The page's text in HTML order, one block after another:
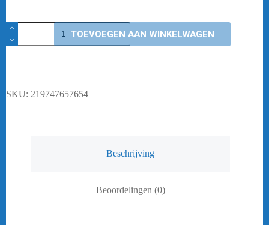
Yonex
Power
Cushion
Heren
TOEVOEGEN AAN WINKELWAGEN
SKU: 219747657654
Beschrijving
Beoordelingen (0)